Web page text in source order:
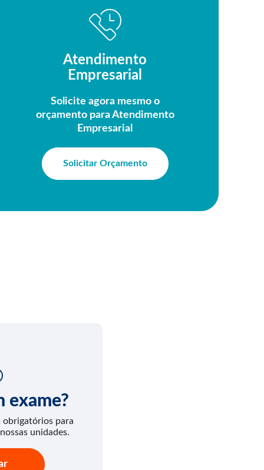
Atendimento
Empresarial
Solicite agora mesmo o
orçamento para Atendimento
Empresarial
Solicitar Orçamento
exame?
para
unidades.